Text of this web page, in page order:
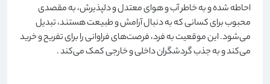
احاطه شده و به خاطر آب و هوای معتدل و دلپذیرش، به مقصدی
محبوب برای کسانی که به دنبال آرامش و طبیعت هستند، تبدیل
می‌شود. این موقعیت به فرد، فرصت‌های فراوانی را برای تفریح ​​و خرید
می‌کند و به جذب گردشگران داخلی و خارجی کمک می‌کند.